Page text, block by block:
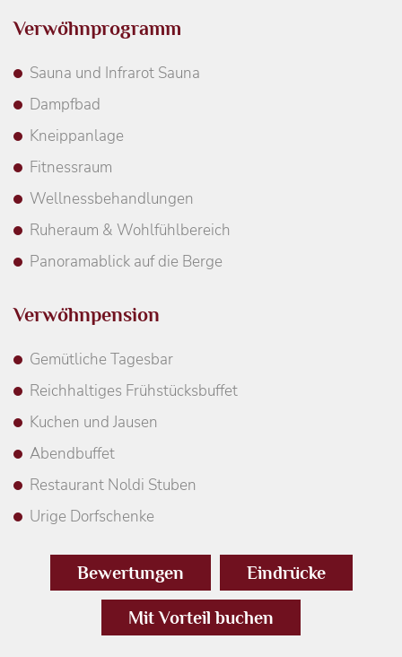
Verwöhnprogramm
Sauna und Infrarot Sauna
Dampfbad
Kneippanlage
Fitnessraum
Wellnessbehandlungen
Ruheraum & Wohlfühlbereich
Panoramablick auf die Berge
Verwöhnpension
Gemütliche Tagesbar
Reichhaltiges Frühstücksbuffet
Kuchen und Jausen
Abendbuffet
Restaurant Noldi Stuben
Urige Dorfschenke
Bewertungen Eindrücke
Mit Vorteil buchen